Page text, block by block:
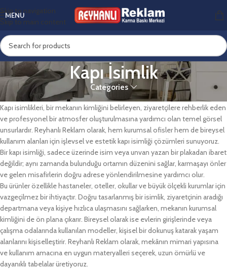
Skip to navigation
Skip to main content
MENU
Kapı İsimlik
Categories
Kurumsal ve Bireysel Alanlar İçin Kapı İsimliği Çözümleri
Kapı isimlikleri, bir mekanın kimliğini belirleyen, ziyaretçilere rehberlik eden
ve profesyonel bir atmosfer oluşturulmasına yardımcı olan temel görsel
unsurlardır. Reyhanlı Reklam olarak, hem kurumsal ofisler hem de bireysel
kullanım alanları için işlevsel ve estetik kapı isimliği çözümleri sunuyoruz.
Bir kapı isimliği, sadece üzerinde isim veya unvan yazan bir plakadan ibaret
değildir; aynı zamanda bulunduğu ortamın düzenini sağlar, karmaşayı önler
ve gelen misafirlerin doğru adrese yönlendirilmesine yardımcı olur.
Bu ürünler özellikle hastaneler, oteller, okullar ve büyük ölçekli kurumlar için
vazgeçilmez bir ihtiyaçtır. Doğru tasarlanmış bir isimlik, ziyaretçinin aradığı
departmana veya kişiye hızlıca ulaşmasını sağlarken, mekanın kurumsal
kimliğini de ön plana çıkarır. Bireysel olarak ise evlerin girişlerinde veya
çalışma odalarında kullanılan modeller, kişisel bir dokunuş katarak yaşam
alanlarını kişiselleştirir. Reyhanlı Reklam olarak, mekânın mimari yapısına
ve kullanım amacına en uygun materyalleri seçerek, uzun ömürlü ve
dayanıklı tabelalar üretiyoruz.